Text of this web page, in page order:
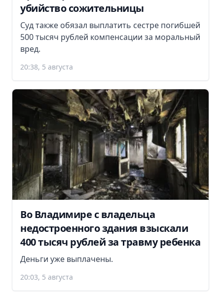
убийство сожительницы
Суд также обязал выплатить сестре погибшей
500 тысяч рублей компенсации за моральный
вред.
20:38, 5 августа
Во Владимире с владельца
недостроенного здания взыскали
400 тысяч рублей за травму ребенка
Деньги уже выплачены.
20:03, 5 августа